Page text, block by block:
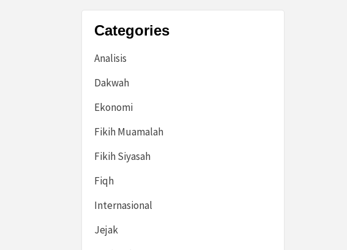
Categories
Analisis
Dakwah
Ekonomi
Fikih Muamalah
Fikih Siyasah
Fiqh
Internasional
Jejak